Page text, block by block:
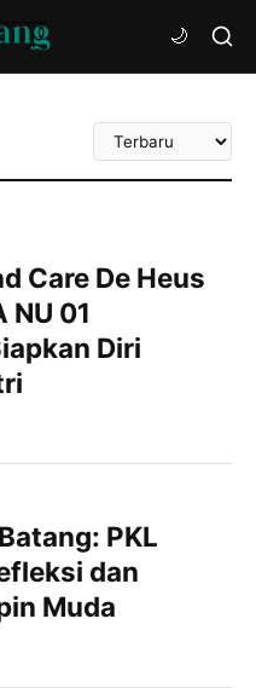
Urutkan
Artikel
Care De Heus
NU 01
Diri
PKL
dan
Muda